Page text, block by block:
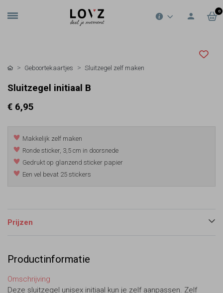
0
Geboortekaartjes Sluitzegel zelf maken
Sluitzegel initiaal B
€ 6,95
Makkelijk zelf maken
Ronde sticker, 3,5 cm in doorsnede
Gedrukt op glanzend sticker papier
Een vel bevat 25 stickers
Prijzen
Productinformatie
Omschrijving
Deze sluitzegel unisex initiaal kun je zelf aanpassen. Zelf